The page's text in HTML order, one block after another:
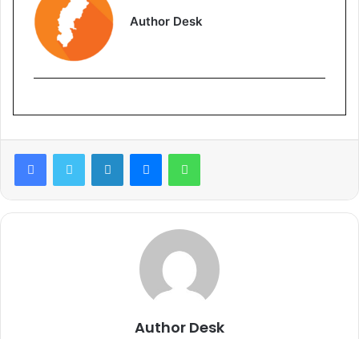
Author Desk
Author Desk